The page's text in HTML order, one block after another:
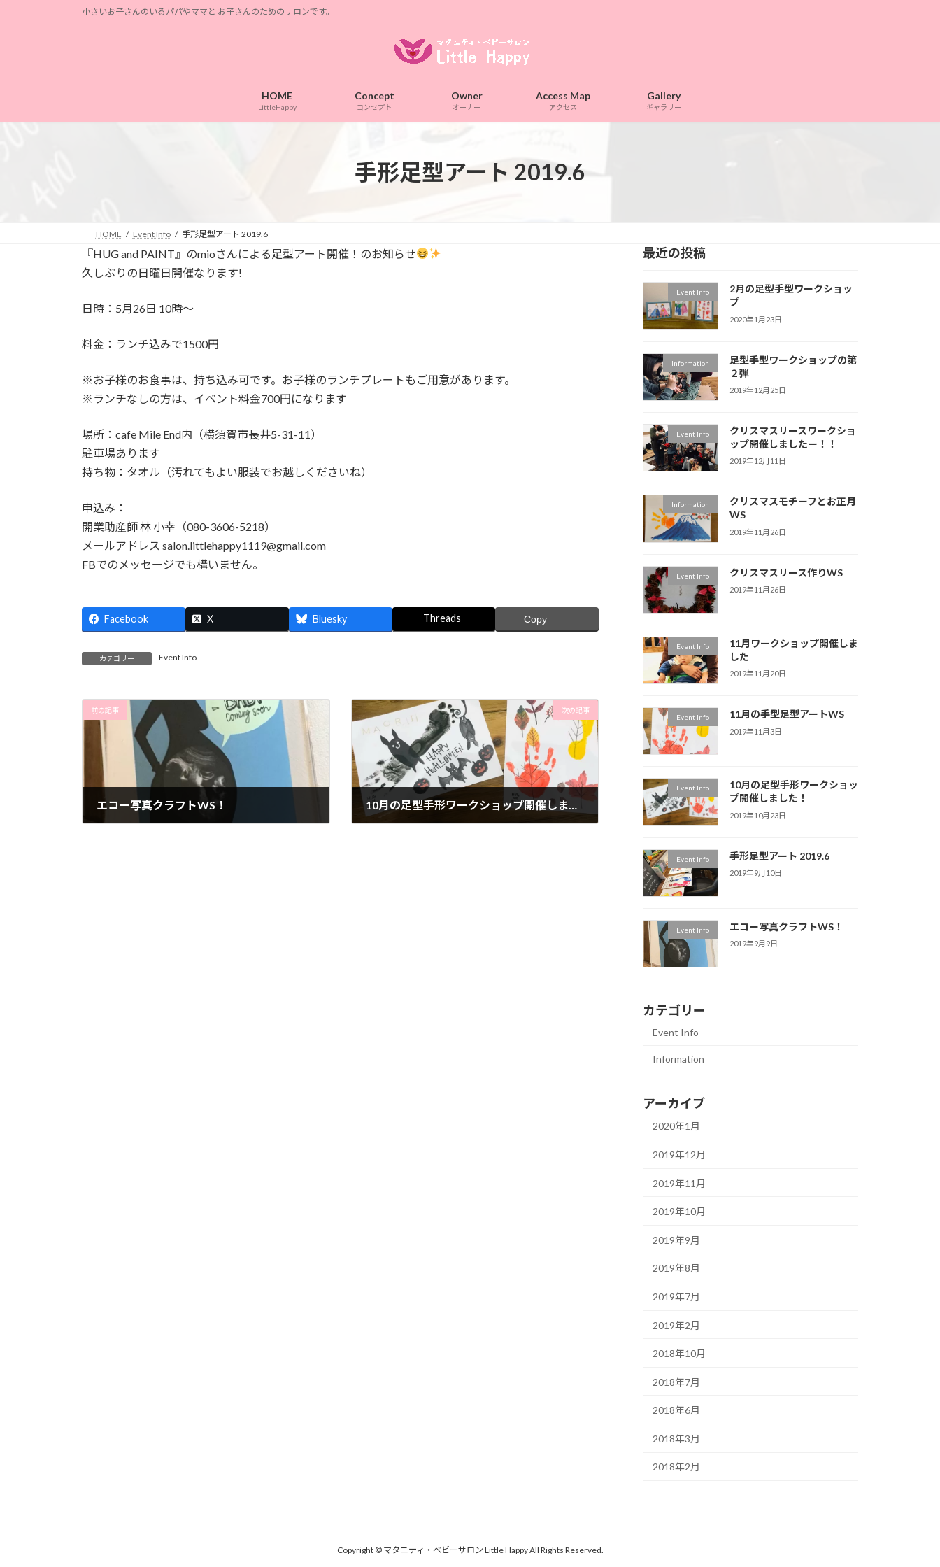
キ
に
小さいお子さんのいるパパやママと お子さんのためのサロンです。
HOME
LittleHappy
Concept
コンセプト
Owner
オーナー
Access Map
アクセス
Gallery
ギャラリー
手形足型アート 2019.6
HOME Event Info 手形足型アート 2019.6
『HUG and PAINT』のmioさんによる足型アート開催！のお知らせ
久しぶりの日曜日開催なります!
日時：5月26日 10時〜
料金：ランチ込みで1500円
※お子様のお食事は、持ち込み可です。お子様のランチプレートもご用意があります。
※ランチなしの方は、イベント料金700円になります
場所：cafe Mile End内（横須賀市長井5-31-11）
駐車場あります
持ち物：タオル（汚れてもよい服装でお越しくださいね）
申込み：
開業助産師 林 小幸（080-3606-5218）
メールアドレス salon.littlehappy1119@gmail.com
FBでのメッセージでも構いません。
Facebook X Bluesky Threads Copy
カテゴリー Event Info
前の記事
エコー写真クラフトWS！
次の記事
最近の投稿
Event Info
2月の足型手型ワークショッ
プ
2020年1月23日
Information
足型手型ワークショップの第
２弾
2019年12月25日
Event Info
クリスマスリースワークショ
ップ開催しましたー！！
2019年12月11日
Information
クリスマスモチーフとお正月
WS
2019年11月26日
Event Info クリスマスリース作りWS
2019年11月26日
Event Info
11月ワークショップ開催しま
した
2019年11月20日
Event Info 11月の手型足型アートWS
2019年11月3日
Event Info
10月の足型手形ワークショッ
プ開催しました！
2019年10月23日
Event Info 手形足型アート 2019.6
2019年9月10日
Event Info エコー写真クラフトWS！
2019年9月9日
カテゴリー
Event Info
Information
アーカイブ
2020年1月
2019年12月
2019年11月
2019年10月
2019年9月
2019年8月
2019年7月
2019年2月
2018年10月
2018年7月
2018年6月
2018年3月
2018年2月
Copyright © マタニティ・ベビーサロン Little Happy All Rights Reserved.